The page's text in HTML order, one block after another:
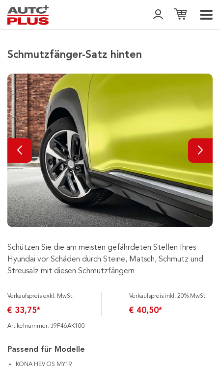
Schmutzfänger-Satz hinten
Schützen Sie die am meisten gefährdeten Stellen Ihres
Hyundai vor Schäden durch Steine, Matsch, Schmutz und
Streusalz mit diesen Schmutzfängern
Verkaufspreis exkl. MwSt.
€ 33,75*
Verkaufspreis inkl. 20% MwSt.
€ 40,50*
Artikelnummer: J9F46AK100
Passend für Modelle
KONA HEV OS MY19